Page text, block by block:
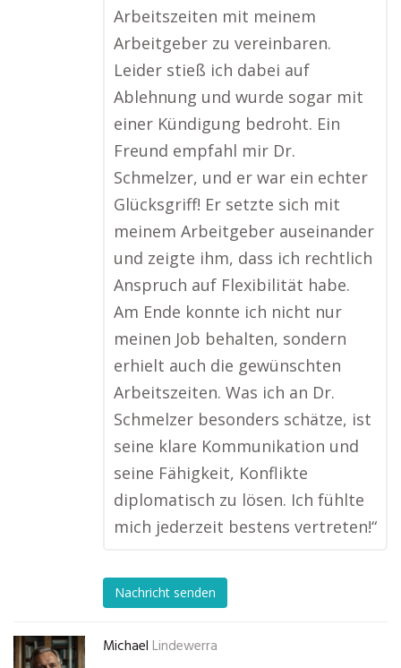
Arbeitszeiten mit meinem
Arbeitgeber zu vereinbaren.
Leider stieß ich dabei auf
Ablehnung und wurde sogar mit
einer Kündigung bedroht. Ein
Freund empfahl mir Dr.
Schmelzer, und er war ein echter
Glücksgriff! Er setzte sich mit
meinem Arbeitgeber auseinander
und zeigte ihm, dass ich rechtlich
Anspruch auf Flexibilität habe.
Am Ende konnte ich nicht nur
meinen Job behalten, sondern
erhielt auch die gewünschten
Arbeitszeiten. Was ich an Dr.
Schmelzer besonders schätze, ist
seine klare Kommunikation und
seine Fähigkeit, Konflikte
diplomatisch zu lösen. Ich fühlte
mich jederzeit bestens vertreten!“
Nachricht senden
Michael Lindewerra